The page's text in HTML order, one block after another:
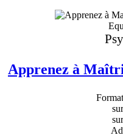
Apprenez à